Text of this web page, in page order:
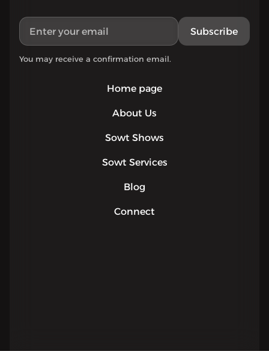
Home page
About Us
Sowt Shows
Sowt Services
Blog
Connect
Subscribe
You may receive a confirmation email.